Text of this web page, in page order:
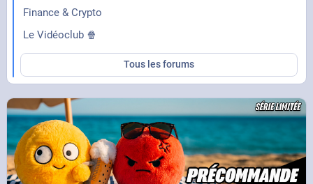
Finance & Crypto
Le Vidéoclub 🍿
Tous les forums